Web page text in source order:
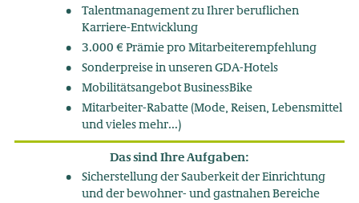
Talentmanagement zu Ihrer beruflichen
Karriere-Entwicklung
3.000 € Prämie pro Mitarbeiterempfehlung
Sonderpreise in unseren GDA-Hotels
Mobilitätsangebot BusinessBike
Mitarbeiter-Rabatte (Mode, Reisen, Lebensmittel
und vieles mehr...)
Das sind Ihre Aufgaben:
Sicherstellung der Sauberkeit der Einrichtung
und der bewohner- und gastnahen Bereiche